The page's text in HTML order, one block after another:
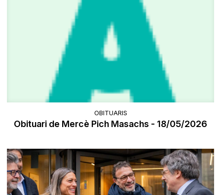
OBITUARIS
Obituari de Mercè Pich Masachs - 18/05/2026